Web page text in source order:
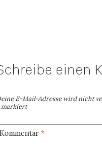
einen
E-Mail-Adresse wird nicht
markiert
Kommentar*